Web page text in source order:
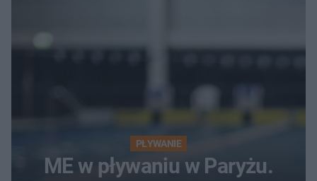
PŁYWANIE
ME w pływaniu w Paryżu.